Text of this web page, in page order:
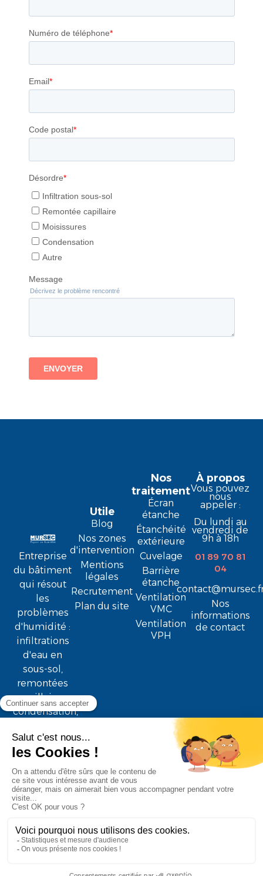
Entreprise
du bâtiment
qui résout
les
problèmes
d'humidité :
infiltrations
d'eau en
sous-sol,
remontées
capillaires,
condensation,
Nos
traitement
Écran
étanche
Étanchéité
extérieure
Cuvelage
Barrière
étanche
Ventilation
VMC
Ventilation
VPH
Utile
Blog
Nos zones
d'intervention
Mentions
légales
Recrutement
Plan du site
À propos
Vous pouvez
nous
appeler :
Du lundi au
vendredi de
9h à 18h
01 89 70 81
04
Nos
informations
de contact
partielle est interdite.